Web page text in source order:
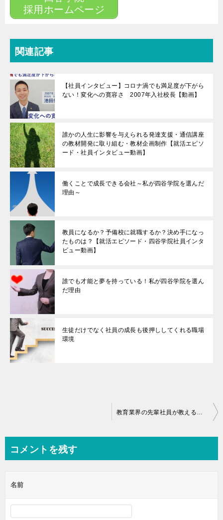
採用ホームページ
関連記事
【社員インタビュー】コロナ渦でも満足度が下がら
ない！変化への寛容さ 2007年入社校長【動画】
誰かの人生に影響を与えられる発達支援・通信講座
の教材開発に取り組む・教材企画制作【就活エピソ
ード・社員インタビュー動画】
働くことで成長できる会社～私が四谷学院を選んだ
理由～
教員になるか？予備校に就職するか？決め手になっ
たものは？【就活エピソード・四谷学院社員インタ
ビュー動画】
誰でも才能と夢を持っている！私が四谷学院を選ん
だ理由
生徒だけでなく社員の成長も後押ししてくれる職場
環境
ビ
ー
シ
コメントを残す
名前